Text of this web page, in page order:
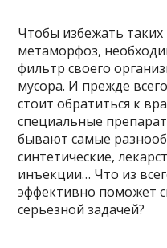
Чтобы избежать таких
метаморфоз,
фильтр своего
мусора. И прежде
стоит обратиться к
специальные
бывают самые
синтетические,
инъекции… Что из
эффективно поможет
серьёзной задачей?